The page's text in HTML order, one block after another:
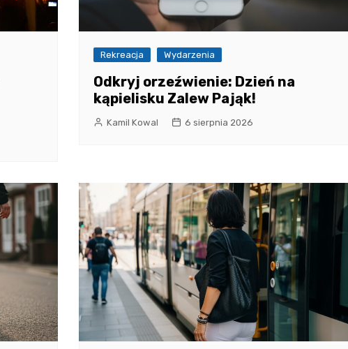
Rekreacja Wydarzenia
Odkryj orzeźwienie: Dzień na
kąpielisku Zalew Pająk!
Kamil Kowal 6 sierpnia 2026